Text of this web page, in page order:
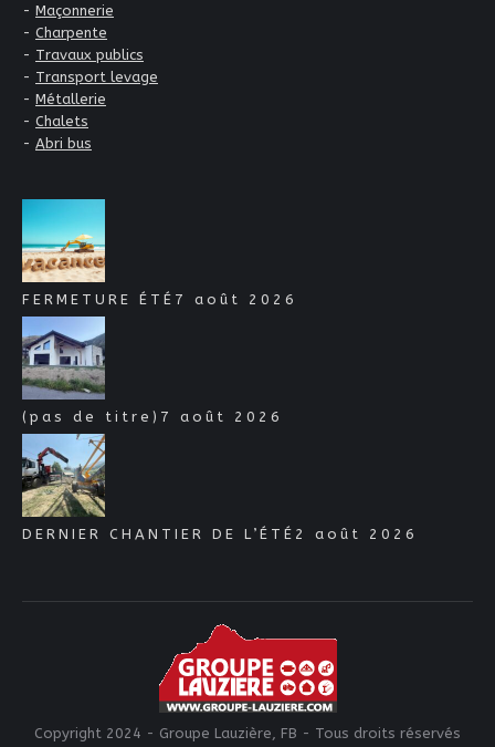
- Maçonnerie
- Charpente
- Travaux publics
- Transport levage
- Métallerie
- Chalets
- Abri bus
FERMETURE ÉTÉ 7 août 2026
(pas de titre) 7 août 2026
DERNIER CHANTIER DE L’ÉTÉ 2 août 2026
Copyright 2024 - Groupe Lauzière, FB - Tous droits réservés